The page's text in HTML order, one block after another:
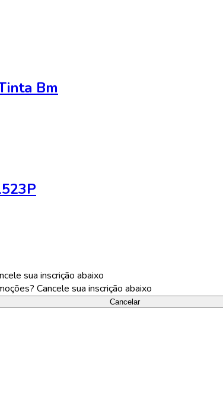
Bm
sua inscrição abaixo
Cancele sua inscrição abaixo
Cancelar